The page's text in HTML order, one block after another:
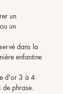
un
un
dans la
enfantine
d'or 3 à 4
de phrase.